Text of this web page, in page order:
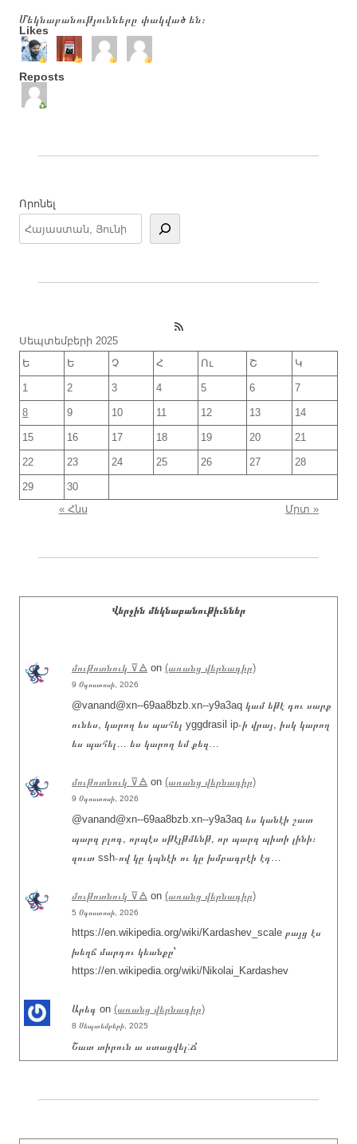
Մեկնաբանությունները փակված են։
Likes
Reposts
Որոնել
RSS Feed
Սեպտեմբերի 2025
Ե
Ե Չ Հ Ու Շ Կ
1 2 3 4 5 6 7
8 9 10 11 12 13 14
15 16 17 18 19 20 21
22 23 24 25 26 27 28
29
30
« Հնս
Մրտ »
Վերջին մեկնաբանութիւններ
մութոտնուկ ⊽🜁 on (առանց վերնագիր)
9 Օգոստոսի, 2026
@vanand@xn--69aa8bzb.xn--y9a3aq կամ եթէ դու սարք
ունես, կարող ես պահել yggdrasil ip֊ի վրայ, իսկ կարող
ես պահել… ես կարող եմ քեզ…
մութոտնուկ ⊽🜁 on (առանց վերնագիր)
9 Օգոստոսի, 2026
@vanand@xn--69aa8bzb.xn--y9a3aq ես կանէի շատ
պարզ բլոգ, որպէս սթէյթմենթ, որ պարզ պիտի լինի։
զուտ ssh֊ով կը կպնէի ու կը խմբագրէի էդ…
մութոտնուկ ⊽🜁 on (առանց վերնագիր)
5 Օգոստոսի, 2026
https://en.wikipedia.org/wiki/Kardashev_scale բայց էս
խեղճ մարդու կեանքը՝
https://en.wikipedia.org/wiki/Nikolai_Kardashev
Արեգ on (առանց վերնագիր)
8 Սեպտեմբերի, 2025
Շատ տիրուն ա ստացվել:Ճ